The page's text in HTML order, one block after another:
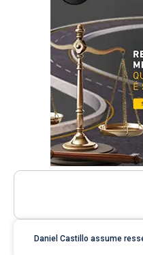
Daniel Castillo assume